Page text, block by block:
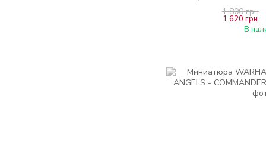
1 800 грн
1 620 грн
В